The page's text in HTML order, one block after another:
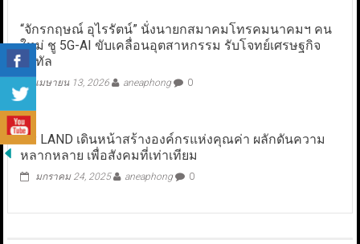
“จักรกฤษณ์ อุไรรัตน์” นั่งนายกสมาคมโทรคมนาคมฯ คน
ใหม่ ชู 5G-AI ขับเคลื่อนอุตสาหกรรม รับโจทย์เศรษฐกิจ
ดิจิทัล
เมษายน 13, 2026 aneaphong 0
CP LAND เดินหน้าสร้างองค์กรแห่งคุณค่า ผลักดันความ
หลากหลาย เพื่อสังคมที่เท่าเทียม
มกราคม 24, 2025 aneaphong 0